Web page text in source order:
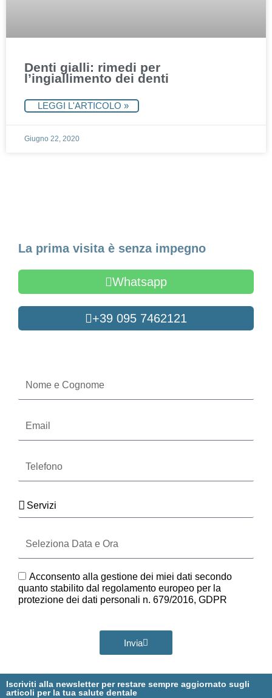
Denti gialli: rimedi per
l’ingiallimento dei denti
LEGGI L'ARTICOLO »
Giugno 22, 2020
La prima visita è senza impegno
Whatsapp
+39 095 7462121
Cognome
Servizi
Data
e
GDPR
Acconsento alla gestione dei miei dati secondo
quanto stabilito dal regolamento europeo per la
protezione dei dati personali n. 679/2016, GDPR
Invia
Iscriviti alla newsletter per restare sempre aggiornato sugli
articoli per la tua salute dentale